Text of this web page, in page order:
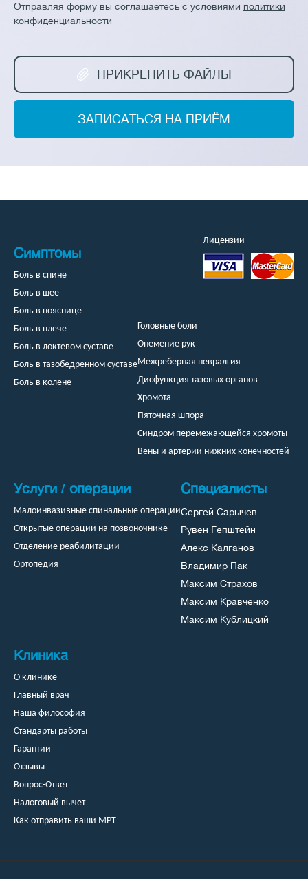
Отправляя форму вы соглашаетесь с условиями политики
конфиденциальности
ПРИКРЕПИТЬ ФАЙЛЫ
ЗАПИСАТЬСЯ НА ПРИЁМ
Лицензии
Симптомы
Боль в спине
Боль в шее
Боль в пояснице
Боль в плече
Боль в локтевом суставе
Боль в тазобедренном суставе
Боль в колене
Головные боли
Онемение рук
Межреберная невралгия
Дисфункция тазовых органов
Хромота
Пяточная шпора
Синдром перемежающейся хромоты
Вены и артерии нижних конечностей
Услуги / операции
Малоинвазивные спинальные операции
Открытые операции на позвоночнике
Отделение реабилитации
Ортопедия
Специалисты
Сергей Сарычев
Рувен Гепштейн
Алекс Калганов
Владимир Пак
Максим Страхов
Максим Кравченко
Максим Кублицкий
Клиника
О клинике
Главный врач
Наша философия
Стандарты работы
Гарантии
Отзывы
Вопрос-Ответ
Налоговый вычет
Как отправить ваши МРТ